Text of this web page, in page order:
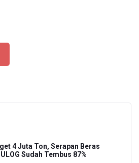
4 Juta Ton, Serapan Beras
Sudah Tembus 87%